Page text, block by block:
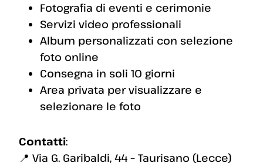
Fotografia di eventi e cerimonie
Servizi video professionali
Album personalizzati con selezione
foto online
Consegna in soli 10 giorni
Area privata per visualizzare e
selezionare le foto
Contatti:
📍 Via G. Garibaldi, 44 – Taurisano (Lecce)